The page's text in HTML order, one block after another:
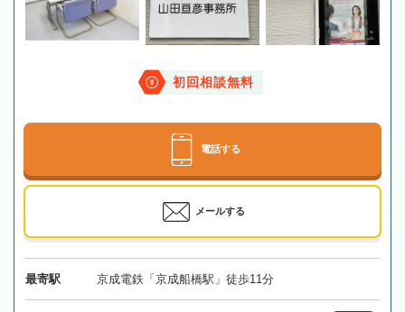
初回相談無料
電話する
メールする
最寄駅 京成電鉄「京成船橋駅」徒歩11分